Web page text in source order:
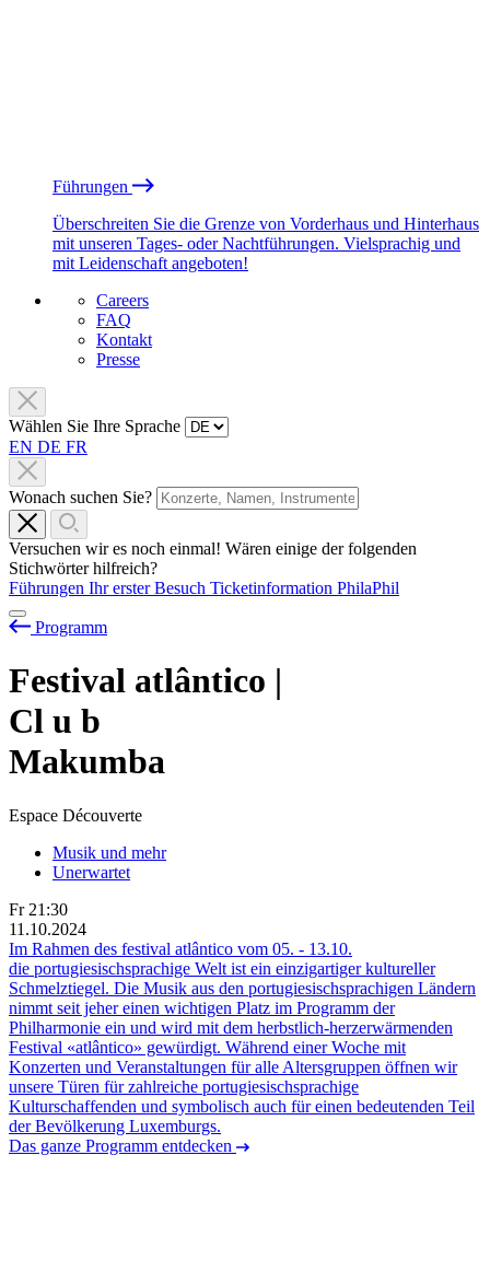
Führungen
Überschreiten Sie die Grenze von Vorderhaus und Hinterhaus
mit unseren Tages- oder Nachtführungen. Vielsprachig und
mit Leidenschaft angeboten!
Careers
FAQ
Kontakt
Presse
Wählen Sie Ihre Sprache
EN DE FR
Wonach suchen Sie?
Versuchen wir es noch einmal! Wären einige der folgenden
Stichwörter hilfreich?
Führungen Ihr erster Besuch Ticketinformation PhilaPhil
Programm
Festival atlântico |
Cl u b
Makumba
Espace Découverte
Musik und mehr
Unerwartet
Fr 21:30
11.10.2024
Im Rahmen des festival atlântico vom 05. - 13.10.
die portugiesischsprachige Welt ist ein einzigartiger kultureller
Schmelztiegel. Die Musik aus den portugiesischsprachigen Ländern
nimmt seit jeher einen wichtigen Platz im Programm der
Philharmonie ein und wird mit dem herbstlich-herzerwärmenden
Festival «atlântico» gewürdigt. Während einer Woche mit
Konzerten und Veranstaltungen für alle Altersgruppen öffnen wir
unsere Türen für zahlreiche portugiesischsprachige
Kulturschaffenden und symbolisch auch für einen bedeutenden Teil
der Bevölkerung Luxemburgs.
Das ganze Programm entdecken